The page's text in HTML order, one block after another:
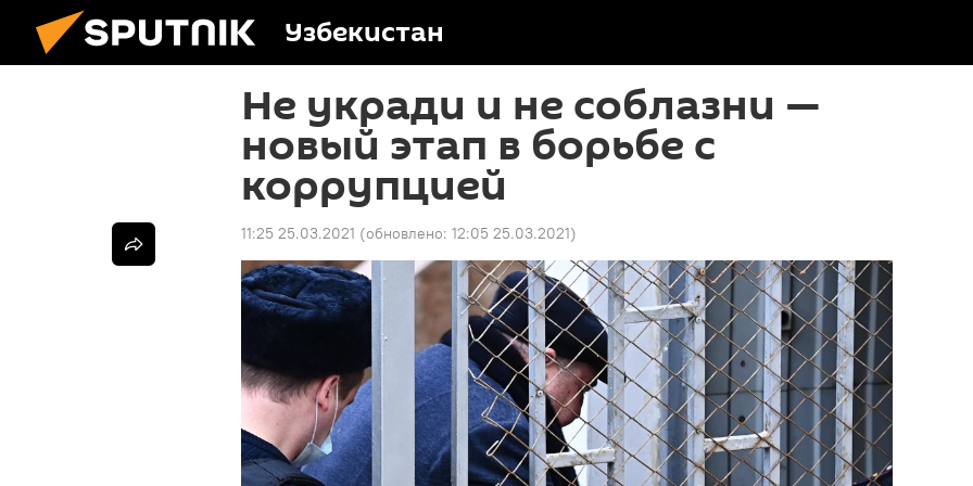
Узбекистан
Не укради и не соблазни —
новый этап в борьбе с
коррупцией
11:25 25.03.2021 (обновлено: 12:05 25.03.2021)